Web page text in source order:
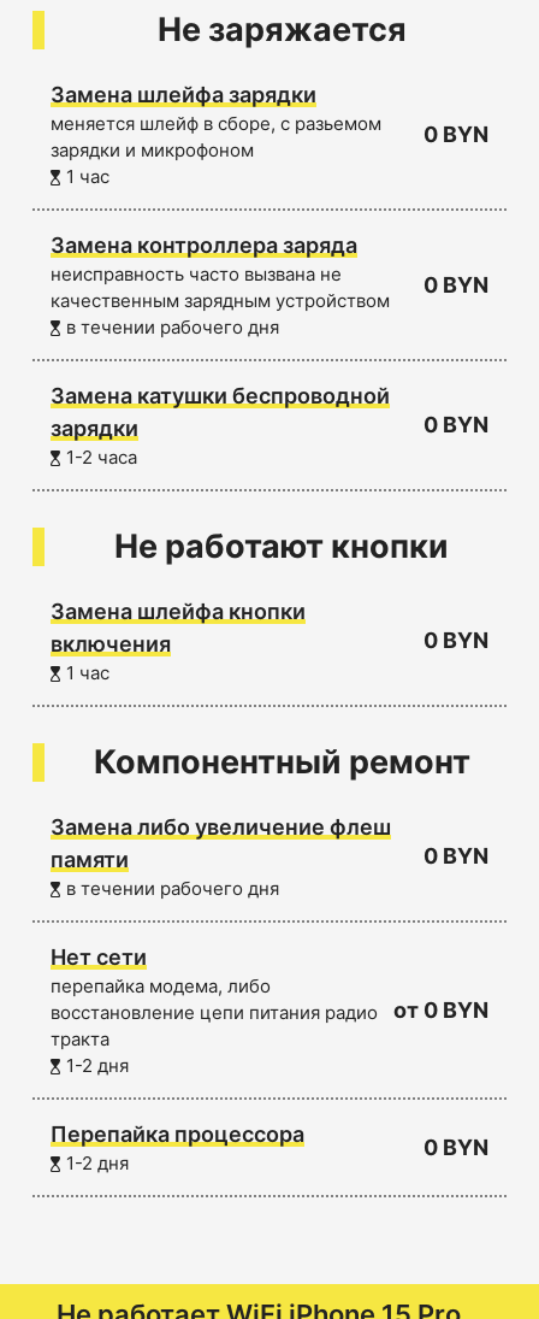
Не заряжается
Замена шлейфа зарядки
меняется шлейф в сборе, с разьемом
зарядки и микрофоном
1 час
0 BYN
Замена контроллера заряда
неисправность часто вызвана не
качественным зарядным устройством
в течении рабочего дня
0 BYN
Замена катушки беспроводной
зарядки
1-2 часа
0 BYN
Не работают кнопки
Замена шлейфа кнопки
включения
1 час
0 BYN
Компонентный ремонт
Замена либо увеличение флеш
памяти
в течении рабочего дня
0 BYN
Нет сети
перепайка модема, либо
восстановление цепи питания радио
тракта
1-2 дня
от 0 BYN
Перепайка процессора
1-2 дня
0 BYN